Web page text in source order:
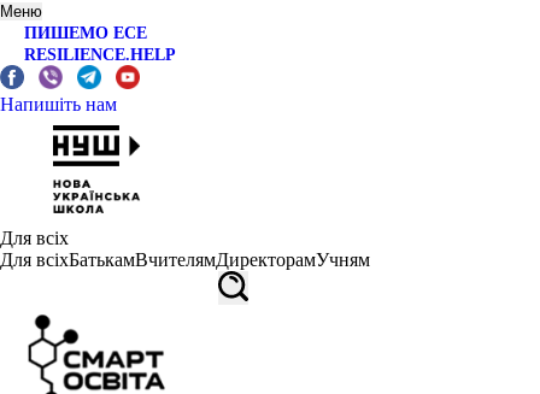
Меню
ПИШЕМО ЕСЕ
RESILIENCE.HELP
Напишіть нам
Для всіх
Для всіхБатькамВчителямДиректорамУчням